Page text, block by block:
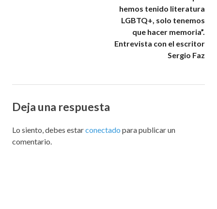
hemos tenido literatura
LGBTQ+, solo tenemos
que hacer memoria”.
Entrevista con el escritor
Sergio Faz
Deja una respuesta
Lo siento, debes estarconectado para publicar un
comentario.